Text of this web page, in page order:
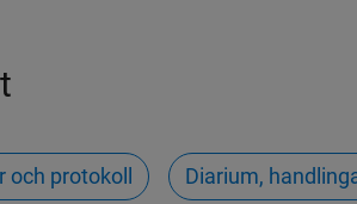
och protokoll Diarium,